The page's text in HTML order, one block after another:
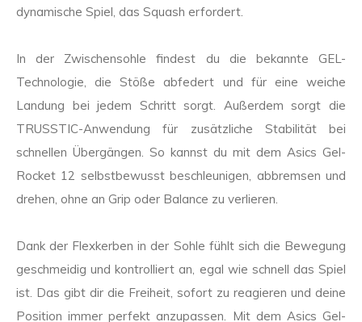
dynamische Spiel, das Squash erfordert.
In der Zwischensohle findest du die bekannte GEL-
Technologie, die Stöße abfedert und für eine weiche
Landung bei jedem Schritt sorgt. Außerdem sorgt die
TRUSSTIC-Anwendung für zusätzliche Stabilität bei
schnellen Übergängen. So kannst du mit dem Asics Gel-
Rocket 12 selbstbewusst beschleunigen, abbremsen und
drehen, ohne an Grip oder Balance zu verlieren.
Dank der Flexkerben in der Sohle fühlt sich die Bewegung
geschmeidig und kontrolliert an, egal wie schnell das Spiel
ist. Das gibt dir die Freiheit, sofort zu reagieren und deine
Position immer perfekt anzupassen. Mit dem Asics Gel-